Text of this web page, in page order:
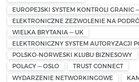
EUROPEJSKI SYSTEM KONTROLI GRANIC
ELEKTRONICZNE ZEZWOLENIE NA
WIELKA BRYTANIA — UK
ELEKTRONICZNY SYSTEM AUTORYZACJI
POLSKO-NORWESKI KLUBU BIZNESOWY
POLACY — OSLO
TRUST CONNECT
WYDARZENIE NETWORKINGOWE